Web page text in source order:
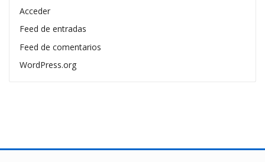
Acceder
Feed de entradas
Feed de comentarios
WordPress.org